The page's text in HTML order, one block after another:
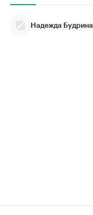
Надежда Будрина